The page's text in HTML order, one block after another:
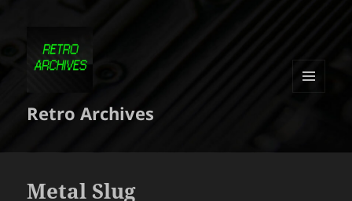
Retro Archives
Metal Slug